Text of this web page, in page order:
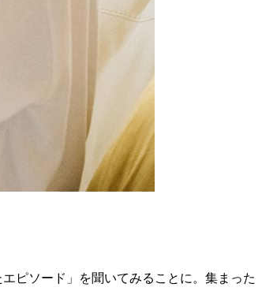
ピソード」を聞いてみることに。集まった